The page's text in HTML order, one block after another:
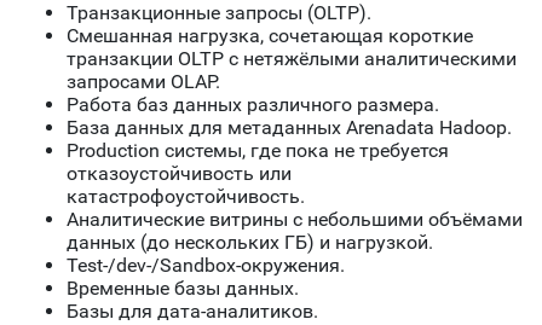
Транзакционные запросы (OLTP).
Смешанная нагрузка, сочетающая короткие
транзакции OLTP с нетяжёлыми аналитическими
запросами OLAP.
Работа баз данных различного размера.
База данных для метаданных Arenadata Hadoop.
Production системы, где пока не требуется
отказоустойчивость или
катастрофоустойчивость.
Аналитические витрины с небольшими объёмами
данных (до нескольких ГБ) и нагрузкой.
Test-/dev-/Sandbox-окружения.
Временные базы данных.
Базы для дата-аналитиков.